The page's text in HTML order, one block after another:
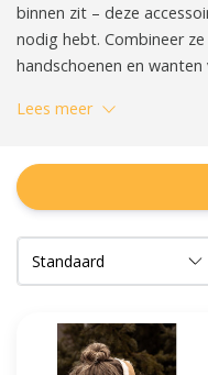
binnen zit – deze
nodig hebt. Combineer
handschoenen en
Lees meer